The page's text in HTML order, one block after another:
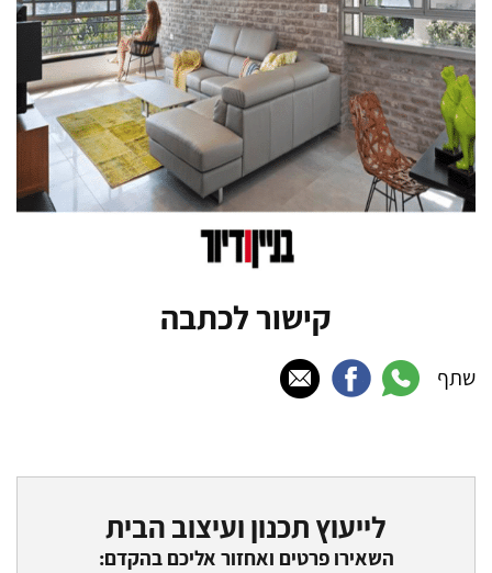
קישור לכתבה
שתף
לייעוץ תכנון ועיצוב הבית
השאירו פרטים ואחזור אליכם בהקדם: